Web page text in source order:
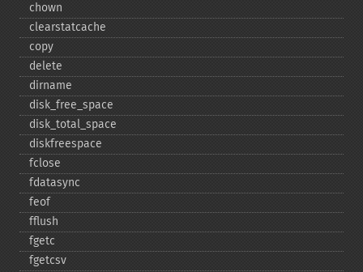
chown
clearstatcache
copy
delete
dirname
disk_​free_​space
disk_​total_​space
diskfreespace
fclose
fdatasync
feof
fflush
fgetc
fgetcsv